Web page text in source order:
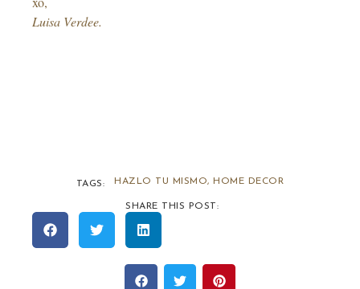
Luisa Verdee.
TAGS: HAZLO TU MISMO,HOME DECOR
SHARE THIS POST: